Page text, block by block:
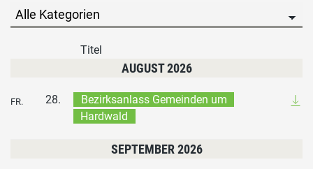
Titel
AUGUST 2026
FR. 28.
Bezirksanlass Gemeinden um
Hardwald
SEPTEMBER 2026